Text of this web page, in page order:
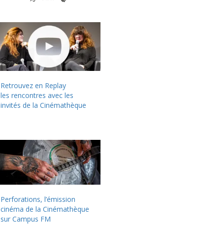
Retrouvez en Replay
les rencontres avec les
invités de la Cinémathèque
Perforations, l’émission
cinéma de la Cinémathèque
sur Campus FM